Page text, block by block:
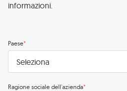
informazioni.
Paese*
Ragione sociale dell'azienda*